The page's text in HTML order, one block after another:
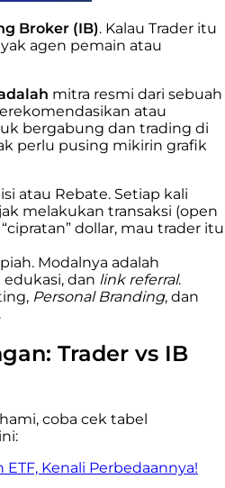
Broker (IB). Kalau Trader itu
agen pemain atau
mitra resmi dari sebuah
atau
bergabung dan trading di
perlu pusing mikirin grafik
atau Rebate. Setiap kali
melakukan transaksi (open
dollar, mau trader itu
Modalnya adalah
dan link referral.
Personal Branding, dan
Trader vs IB
coba cek tabel
ETF, Kenali Perbedaannya!